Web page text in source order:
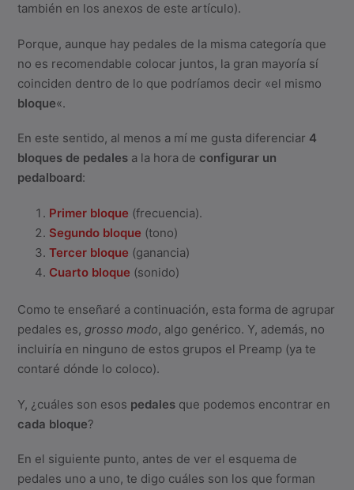
también en los anexos de este artículo).
Porque, aunque hay pedales de la misma categoría que
no es recomendable colocar juntos, la gran mayoría sí
coinciden dentro de lo que podríamos decir «el mismo
bloque«.
En este sentido, al menos a mí me gusta diferenciar 4
bloques de pedales a la hora de configurar un
pedalboard:
Primer bloque (frecuencia).
Segundo bloque (tono)
Tercer bloque (ganancia)
Cuarto bloque (sonido)
Como te enseñaré a continuación, esta forma de agrupar
pedales es, grosso modo, algo genérico. Y, además, no
incluiría en ninguno de estos grupos el Preamp (ya te
contaré dónde lo coloco).
Y, ¿cuáles son esos pedales que podemos encontrar en
cada bloque?
En el siguiente punto, antes de ver el esquema de
pedales uno a uno, te digo cuáles son los que forman